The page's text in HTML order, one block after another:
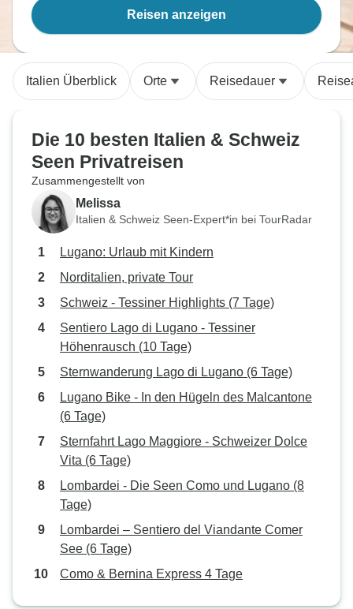
Reisen anzeigen
Italien Überblick Orte Reisedauer
Die 10 besten Italien & Schweiz
Seen Privatreisen
Zusammengestellt von
Melissa
Italien & Schweiz Seen-Expert*in bei TourRadar
Lugano: Urlaub mit Kindern
Norditalien, private Tour
Schweiz - Tessiner Highlights (7 Tage)
Sentiero Lago di Lugano - Tessiner
Höhenrausch (10 Tage)
Sternwanderung Lago di Lugano (6 Tage)
Lugano Bike - In den Hügeln des Malcantone
(6 Tage)
Sternfahrt Lago Maggiore - Schweizer Dolce
Vita (6 Tage)
Lombardei - Die Seen Como und Lugano (8
Tage)
Lombardei – Sentiero del Viandante Comer
See (6 Tage)
Como & Bernina Express 4 Tage